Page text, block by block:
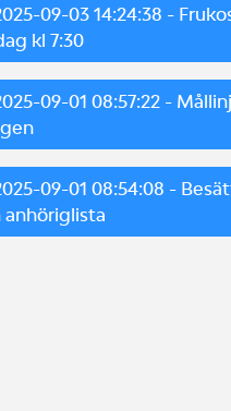
09-03 14:24:38 -
kl 7:30
09-01 08:57:22-
09-01 08:54:08 -
anhöriglista